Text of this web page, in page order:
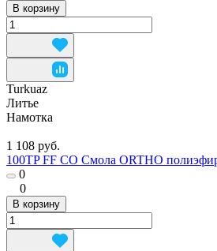
В корзину
Turkuaz
Литье
Намотка
1 108 руб.
100TP FF CO Смола ORTHO
0
0
В корзину